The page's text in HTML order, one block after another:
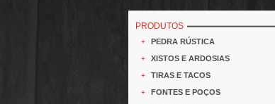
PRODUTOS
+ PEDRA RÚSTICA
+ XISTOS E ARDOSIAS
+ TIRAS E TACOS
+ FONTES E POÇOS